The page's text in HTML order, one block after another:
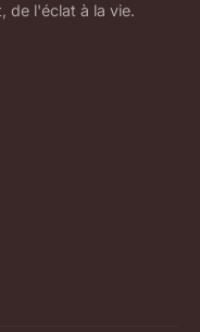
de l'éclat à la vie.